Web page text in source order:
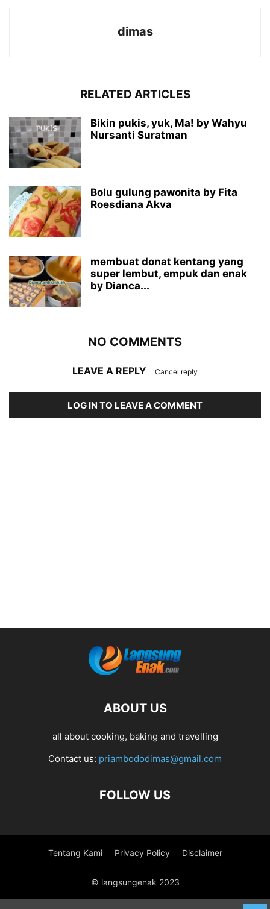
dimas
RELATED ARTICLES
Bikin pukis, yuk, Ma! by Wahyu
Nursanti Suratman
Bolu gulung pawonita by Fita
Roesdiana Akva
membuat donat kentang yang
super lembut, empuk dan enak
by Dianca...
NO COMMENTS
LEAVE A REPLY Cancel reply
LOG IN TO LEAVE A COMMENT
ABOUT US
all about cooking, baking and travelling
Contact us: priambododimas@gmail.com
FOLLOW US
Tentang Kami Privacy Policy Disclaimer
© langsungenak 2023